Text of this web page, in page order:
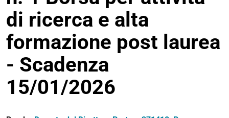
di ricerca e alta
formazione post laurea
- Scadenza
15/01/2026